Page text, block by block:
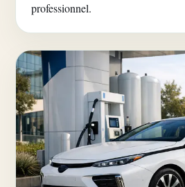
professionnel.